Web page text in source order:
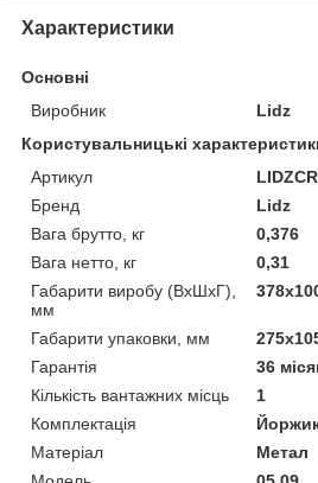
Характеристики
Основні
Виробник
Lidz
Користувальницькі
Артикул
Бренд
Lidz
Вага брутто, кг
0,376
Вага нетто, кг
0,31
Габарити виробу (ВхШхГ),
мм
Габарити упаковки, мм
Гарантія
36
Кількість вантажних місць
1
Комплектація
Матеріал
Метал